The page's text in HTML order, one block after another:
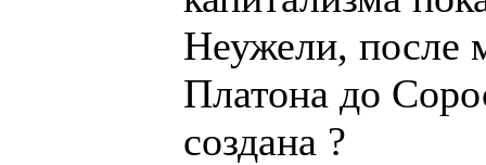
Неужели, после
Платона до
создана ?